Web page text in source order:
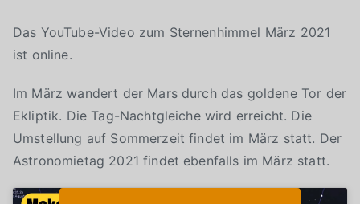
Das YouTube-Video zum Sternenhimmel März 2021
ist online.
Im März wandert der Mars durch das goldene Tor der
Ekliptik. Die Tag-Nachtgleiche wird erreicht. Die
Umstellung auf Sommerzeit findet im März statt. Der
Astronomietag 2021 findet ebenfalls im März statt.